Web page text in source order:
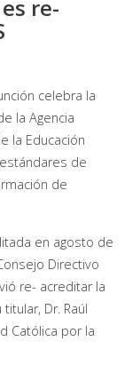
re-
celebra la
la Agencia
la Educación
estándares de
de
en agosto de
Directivo
re- acreditar la
Dr. Raúl
Católica por la